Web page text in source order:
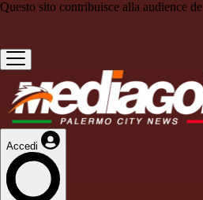
Questo sito contribuisce alla audience de
Accedi